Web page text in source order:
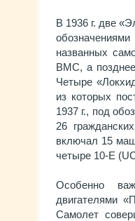
В 1936 г. две
названных
ВМС, а
Четыре
из которых
1937 г., под
26
включал 15
четыре 10-Е
Особенно
двигателями
Самолет